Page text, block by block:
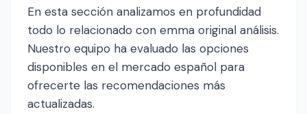
En esta sección analizamos en profundidad
todo lo relacionado con emma original análisis.
Nuestro equipo ha evaluado las opciones
disponibles en el mercado español para
ofrecerte las recomendaciones más
actualizadas.